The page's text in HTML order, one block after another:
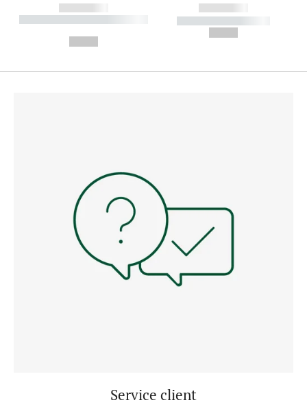
------------
----------- ----------- --------
------------
----------- -----------
Service client